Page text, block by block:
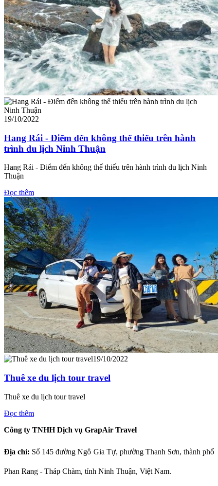
19/10/2022
Hang Rái - Điểm đến không thể thiếu trên hành
trình du lịch Ninh Thuận
Hang Rái - Điểm đến không thể thiếu trên hành trình du lịch Ninh
Thuận
Đọc thêm
19/10/2022
Thuê xe du lịch tour travel
Thuê xe du lịch tour travel
Đọc thêm
Công ty TNHH Dịch vụ GrapAir Travel
Địa chỉ: Số 145 đường Ngô Gia Tự, phường Thanh Sơn, thành phố
Phan Rang - Tháp Chàm, tỉnh Ninh Thuận, Việt Nam.